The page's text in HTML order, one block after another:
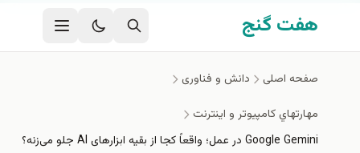
رفتن به محتوای اصلی
هفت گنج
صفحه اصلی
دانش و فناوری
مهارتهاي كامپيوتر و اينترنت
Google Gemini در عمل؛ واقعاً کجا از بقیه ابزارهای AI جلو می‌زنه؟